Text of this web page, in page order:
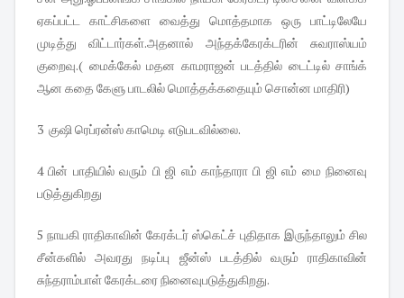
ஏகப்பட்ட காட்சிகளை வைத்து மொத்தமாக ஒரு பாட்டிலேயே
முடித்து விட்டார்கள்.அதனால் அந்தக்கேரக்டரின் சுவராஸ்யம்
குறைவு.( மைக்கேல் மதன காமராஜன் படத்தில் டைட்டில் சாங்க்
ஆன கதை கேளு பாடலில் மொத்தக்கதையும் சொன்ன மாதிரி)
3 குஷி ரெப்ரன்ஸ் காமெடி எடுபடவில்லை.
4 பின் பாதியில் வரும் பி ஜி எம் காந்தாரா பி ஜி எம் மை நினைவு
படுத்துகிறது
5 நாயகி ராதிகாவின் கேரக்டர் ஸ்கெட்ச் புதிதாக இருந்தாலும் சில
சீன்களில் அவரது நடிப்பு ஜீன்ஸ் படத்தில் வரும் ராதிகாவின்
சுந்தராம்பாள் கேரக்டரை நினைவுபடுத்துகிறது.